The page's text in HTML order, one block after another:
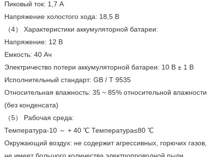
Пиковый ток: 1,7 А
Напряжение холостого хода: 18,5 В
（4） Характеристики аккумуляторной батареи:
Напряжение: 12 В
Емкость: 40 Ач
Электричество потери аккумуляторной батареи: 10 В ± 1 В
Исполнительный стандарт: GB / T 9535
Относительная влажность: 35 ~ 85% относительной влажности
(без конденсата)
（5） Рабочая среда:
Температура-10 ～ + 40 ℃ Температура≤80 ℃
Окружающий воздух: не содержит агрессивных, горючих газов,